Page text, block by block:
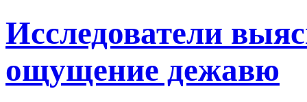
Исследователи
ощущение дежавю